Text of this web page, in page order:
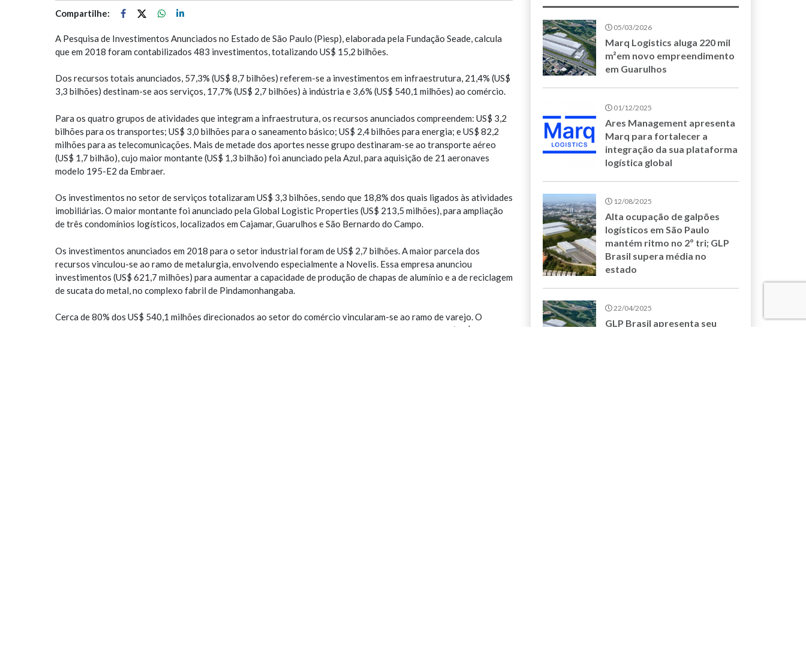
Compartilhe:
A Pesquisa de Investimentos Anunciados no Estado de São Paulo (Piesp), elaborada pela Fundação Seade, calcula
que em 2018 foram contabilizados 483 investimentos, totalizando US$ 15,2 bilhões.
Dos recursos totais anunciados, 57,3% (US$ 8,7 bilhões) referem-se a investimentos em infraestrutura, 21,4% (US$
3,3 bilhões) destinam-se aos serviços, 17,7% (US$ 2,7 bilhões) à indústria e 3,6% (US$ 540,1 milhões) ao comércio.
Para os quatro grupos de atividades que integram a infraestrutura, os recursos anunciados compreendem: US$ 3,2
bilhões para os transportes; US$ 3,0 bilhões para o saneamento básico; US$ 2,4 bilhões para energia; e US$ 82,2
milhões para as telecomunicações. Mais de metade dos aportes nesse grupo destinaram-se ao transporte aéreo
(US$ 1,7 bilhão), cujo maior montante (US$ 1,3 bilhão) foi anunciado pela Azul, para aquisição de 21 aeronaves
modelo 195-E2 da Embraer.
Os investimentos no setor de serviços totalizaram US$ 3,3 bilhões, sendo que 18,8% dos quais ligados às atividades
imobiliárias. O maior montante foi anunciado pela Global Logistic Properties (US$ 213,5 milhões), para ampliação
de três condomínios logísticos, localizados em Cajamar, Guarulhos e São Bernardo do Campo.
Os investimentos anunciados em 2018 para o setor industrial foram de US$ 2,7 bilhões. A maior parcela dos
recursos vinculou-se ao ramo de metalurgia, envolvendo especialmente a Novelis. Essa empresa anunciou
investimentos (US$ 621,7 milhões) para aumentar a capacidade de produção de chapas de alumínio e a de reciclagem
de sucata do metal, no complexo fabril de Pindamonhangaba.
Cerca de 80% dos US$ 540,1 milhões direcionados ao setor do comércio vincularam-se ao ramo de varejo. O
principal empreendimento foi anunciado pela Via Varejo, holding das redes Casas Bahia e Ponto Frio (US$ 124,6
05/03/2026
Marq Logistics aluga 220 mil
m²em novo empreendimento
em Guarulhos
01/12/2025
Ares Management apresenta
Marq para fortalecer a
integração da sua plataforma
logística global
12/08/2025
Alta ocupação de galpões
logísticos em São Paulo
mantém ritmo no 2º tri; GLP
Brasil supera média no
estado
22/04/2025
GLP Brasil apresenta seu